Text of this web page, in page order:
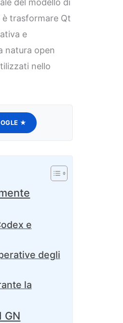
del modello di
è trasformare Qt
e
natura open
nello
★
e
degli
la
GN